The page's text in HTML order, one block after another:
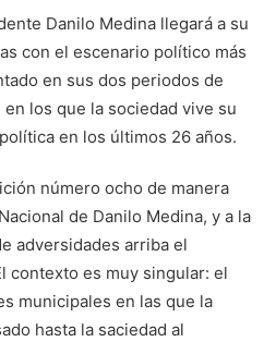
Danilo Medina llegará a su
con el escenario político más
en sus dos periodos de
los que la sociedad vive su
en los últimos 26 años.
número ocho de manera
de Danilo Medina, y a la
adversidades arriba el
contexto es muy singular: el
municipales en las que la
hasta la saciedad al